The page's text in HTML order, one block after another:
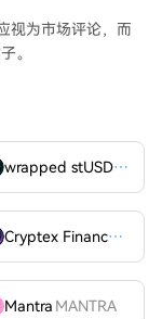
视为市场评论，而
。
wrapped stUSDT
Cryptex FinanceCTX
Mantra MANTRA